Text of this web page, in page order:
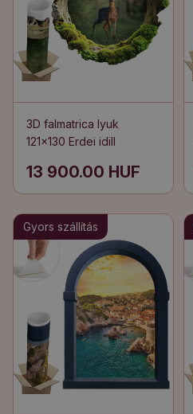
3D falmatrica lyuk
121x130 Erdei idill
13 900.00 HUF
Gyors szállítás